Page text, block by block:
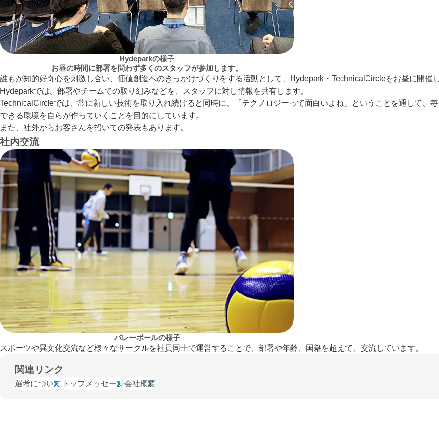
Hydeparkの様子
お昼の時間に部署を問わず多くのスタッフが参加します。
誰もが知的好奇心を刺激し合い、価値創造へのきっかけづくりをする活動として、Hydepark・TechnicalCircleをお昼に開催し
Hydeparkでは、部署やチームでの取り組みなどを、スタッフに対し情報を共有します。
TechnicalCircleでは、常に新しい技術を取り入れ続けると同時に、「テクノロジーって面白いよね」ということを通して、
できる環境を自らが作っていくことを目的にしています。
また、社外からお客さんを招いての発表もあります。
社内交流
バレーボールの様子
スポーツや異文化交流など様々なサークルを社員同士で運営することで、部署や年齢、国籍を超えて、交流しています。
関連リンク
選考について トップメッセージ会社概要